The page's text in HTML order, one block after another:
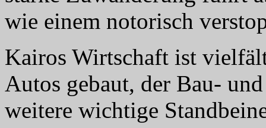
wie einem notorisch
Kairos Wirtschaft ist
Autos gebaut, der Bau-
weitere wichtige